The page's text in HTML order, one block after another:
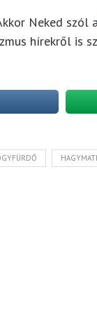
Neked szól
hírekről is